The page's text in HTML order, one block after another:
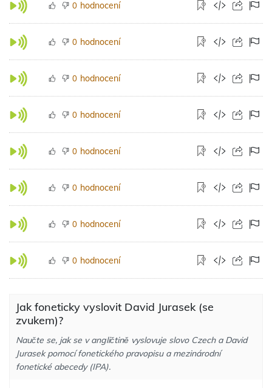
0 hodnocení
0 hodnocení
0 hodnocení
0 hodnocení
0 hodnocení
0 hodnocení
0 hodnocení
0 hodnocení
Jak foneticky vyslovit David Jurasek (se
zvukem)?
Naučte se, jak se v angličtině vyslovuje slovo Czech a David
Jurasek pomocí fonetického pravopisu a mezinárodní
fonetické abecedy (IPA).